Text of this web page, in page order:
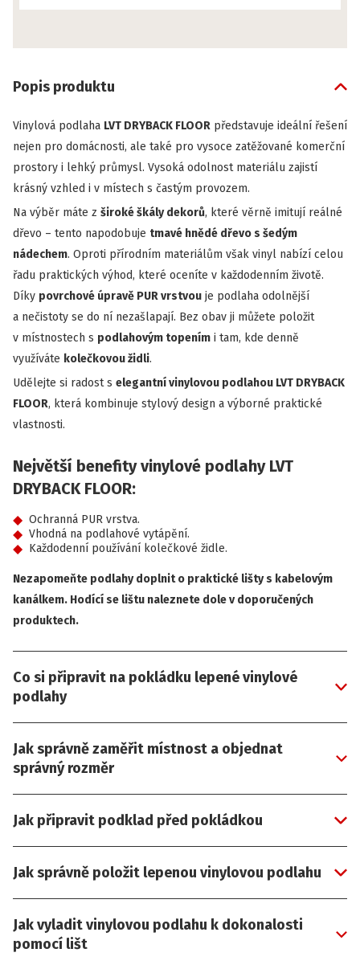
Popis produktu
Vinylová podlaha LVT DRYBACK FLOOR představuje ideální řešení
nejen pro domácnosti, ale také pro vysoce zatěžované komerční
prostory i lehký průmysl. Vysoká odolnost materiálu zajistí
krásný vzhled i v místech s častým provozem.
Na výběr máte z široké škály dekorů, které věrně imitují reálné
dřevo – tento napodobuje tmavé hnědé dřevo s šedým
nádechem. Oproti přírodním materiálům však vinyl nabízí celou
řadu praktických výhod, které oceníte v každodenním životě.
Díky povrchové úpravě PUR vrstvou je podlaha odolnější
a nečistoty se do ní nezašlapají. Bez obav ji můžete položit
v místnostech s podlahovým topením i tam, kde denně
využíváte kolečkovou židli.
Udělejte si radost s elegantní vinylovou podlahou LVT DRYBACK
FLOOR, která kombinuje stylový design a výborné praktické
vlastnosti.
Největší benefity vinylové podlahy LVT
DRYBACK FLOOR:
Ochranná PUR vrstva.
Vhodná na podlahové vytápění.
Každodenní používání kolečkové židle.
Nezapomeňte podlahy doplnit o praktické lišty s kabelovým
kanálkem. Hodící se lištu naleznete dole v doporučených
produktech.
Co si připravit na pokládku lepené vinylové
podlahy
Jak správně zaměřit místnost a objednat
správný rozměr
Jak připravit podklad před pokládkou
Jak správně položit lepenou vinylovou podlahu
Jak vyladit vinylovou podlahu k dokonalosti
pomocí lišt